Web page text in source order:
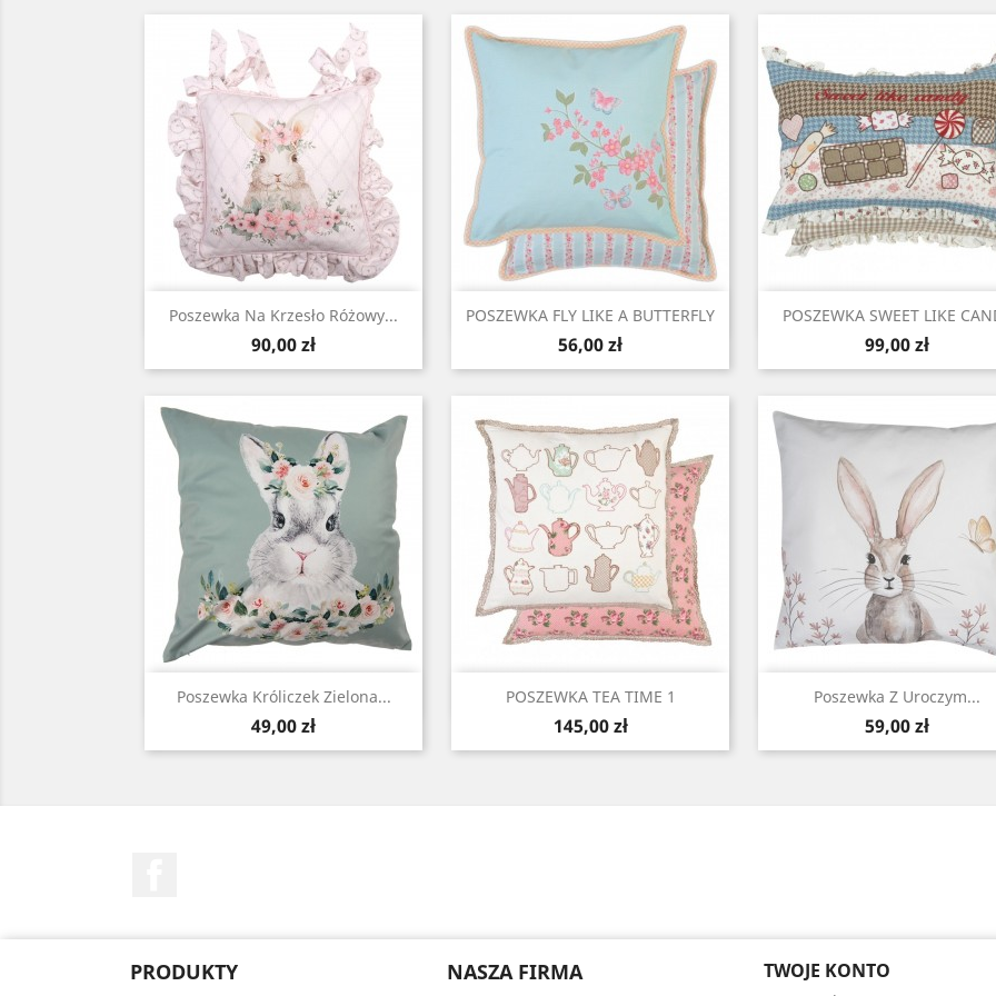
Poszewka Na Krzesło Różowy...
Cena
90,00 zł
Szybki podgląd POSZEWKA FLY LIKE A BUTTERFLY
Cena
56,00 zł
Szybki podgląd POSZEWKA SWEET LIKE
Cena
99,00 zł
Szybki podgląd
Poszewka Króliczek Zielona...
Cena
49,00 zł
Szybki podgląd POSZEWKA TEA TIME 1
Cena
145,00 zł
Szybki podgląd Poszewka Z Uroczym...
Cena
59,00 zł
Szybki podgląd
PRODUKTY NASZA FIRMA TWOJE KONTO